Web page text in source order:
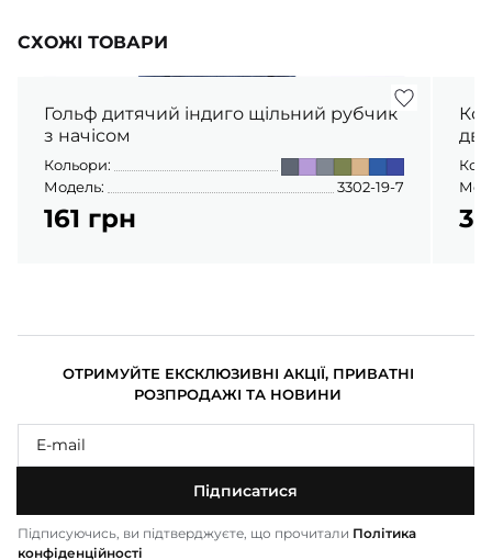
СХОЖІ ТОВАРИ
Гольф дитячий індиго щільний рубчик
з начісом
Кольори:
Модель:
3302-19-7
161 грн
ОТРИМУЙТЕ ЕКСКЛЮЗИВНІ АКЦІЇ, ПРИВАТНІ
РОЗПРОДАЖІ ТА НОВИНИ
Підписатися
Підписуючись, ви підтверджуєте, що прочитали Політика
конфіденційності